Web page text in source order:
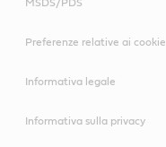
MSDS/PDS
Preferenze relative ai cookie
Informativa legale
Informativa sulla privacy